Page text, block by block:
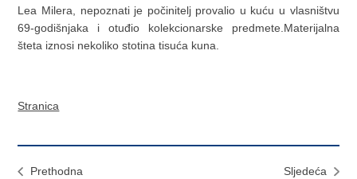
Lea Milera, nepoznati je počinitelj provalio u kuću u vlasništvu
69-godišnjaka i otuđio kolekcionarske predmete.Materijalna
šteta iznosi nekoliko stotina tisuća kuna.
Stranica
Prethodna
Sljedeća